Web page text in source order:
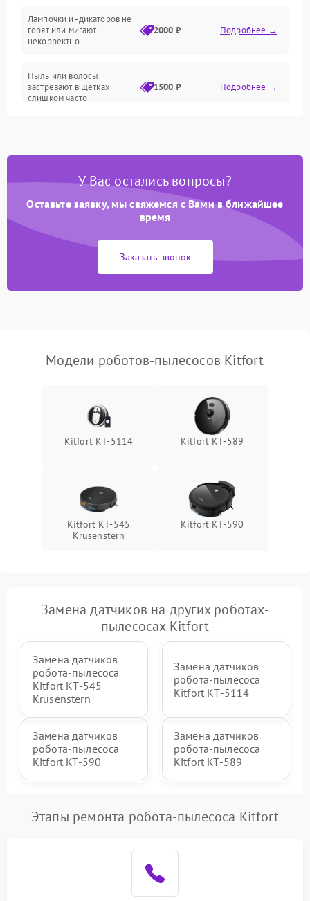
Батарея
Программные сбои
Лампочки индикаторов не
горят или мигают
некорректно
2000 ₽ Подробнее →
Пыль или волосы
застревают в щетках
слишком часто
1500 ₽ Подробнее →
У Вас остались вопросы?
Оставьте заявку, мы свяжемся с Вами в ближайшее
время
Заказать звонок
Модели роботов-пылесосов Kitfort
Kitfort КТ-5114 Kitfort KT-589
Kitfort КТ-545
Krusenstern
Kitfort KT-590
Замена датчиков на других роботах-
пылесосах Kitfort
Замена датчиков
робота-пылесоса
Kitfort КТ-545
Krusenstern
Замена датчиков
робота-пылесоса
Kitfort КТ-5114
Замена датчиков
робота-пылесоса
Kitfort KT-590
Замена датчиков
робота-пылесоса
Kitfort KT-589
Этапы ремонта робота-пылесоса Kitfort